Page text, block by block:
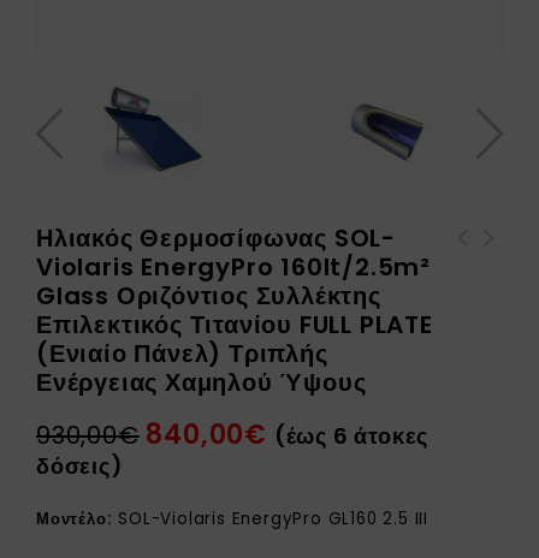
Ηλιακός Θερμοσίφωνας SOL-
Violaris EnergyPro 160lt/2.5m²
Glass Οριζόντιος Συλλέκτης
Επιλεκτικός Τιτανίου FULL PLATE
(Ενιαίο Πάνελ) Τριπλής
Ενέργειας Χαμηλού Ύψους
930,00€ 840,00€ (έως 6 άτοκες
δόσεις)
Μοντέλο: SOL-Violaris EnergyPro GL160 2.5 III